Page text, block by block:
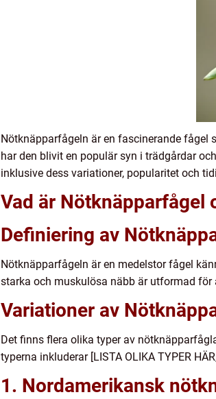
Nötknäpparfågeln är en fascinerande
har den blivit en populär syn i trädgårdar
inklusive dess variationer, popularitet och
Vad är Nötknäpparfågel
Definiering av
Nötknäpparfågeln är en medelstor fågel
starka och muskulösa näbb är utformad
Variationer av
Det finns flera olika typer av
typerna inkluderar [LISTA OLIKA TYPER
1. Nordamerikansk